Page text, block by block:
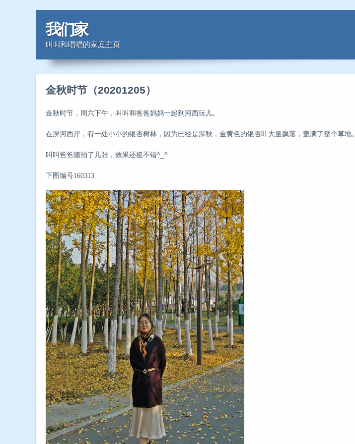
我们家
叫叫和唱唱的家庭主页
金秋时节（20201205）
金秋时节，周六下午，叫叫和爸爸妈妈一起到河西玩儿。
在淠河西岸，有一处小小的银杏树林，因为已经是深秋，金黄色的银杏叶大量飘落，盖满了整个草地。
叫叫爸爸随拍了几张，效果还挺不错^_^
下图编号160313